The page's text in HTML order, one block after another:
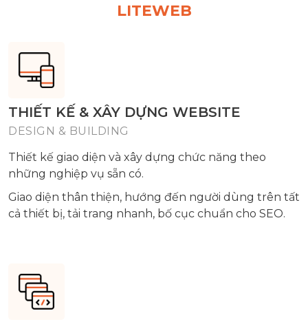
LITEWEB
THIẾT KẾ & XÂY DỰNG WEBSITE
DESIGN & BUILDING
Thiết kế giao diện và xây dựng chức năng theo
những nghiệp vụ sẵn có.
Giao diện thân thiện, hướng đến người dùng trên tất
cả thiết bị, tải trang nhanh, bố cục chuẩn cho SEO.